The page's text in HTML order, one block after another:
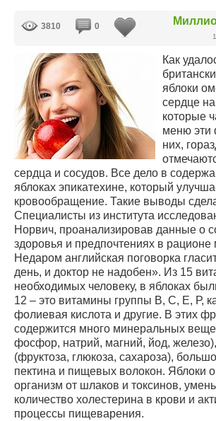
3810 0
Как
яблоки
сердце
которые
меню эти
них,
сердца и сосудов. Все дело в
яблоках эпикатехине, который
кровообращение. Такие выводы
Специалисты из института
Норвич, проанализировав данные о
здоровья и предпочтениях в рационе
Недаром английская поговорка
день, и доктор не надобен». Из 15
необходимых человеку, в яблоках
12 – это витамины группы В, С, Е, Р,
фолиевая кислота и другие. В этих
содержится много минеральных
фосфор, натрий, магний, йод,
(фруктоза, глюкоза, сахароза),
пектина и пищевых волокон. Яблоки
организм от шлаков и токсинов,
количество холестерина в крови и
процессы пищеварения.